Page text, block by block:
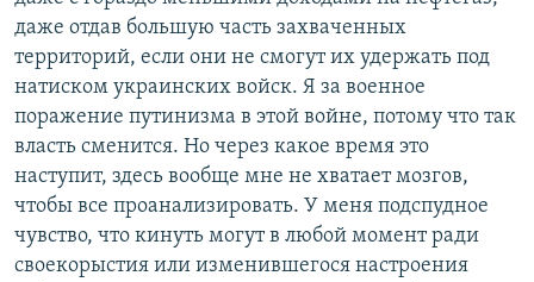
даже отдав большую часть захваченных
территорий, если они не смогут их удержать под
натиском украинских войск. Я за военное
поражение путинизма в этой войне, потому что так
власть сменится. Но через какое время это
наступит, здесь вообще мне не хватает мозгов,
чтобы все проанализировать. У меня подспудное
чувство, что кинуть могут в любой момент ради
своекорыстия или изменившегося настроения